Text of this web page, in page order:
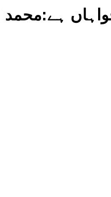
ہے:محمد